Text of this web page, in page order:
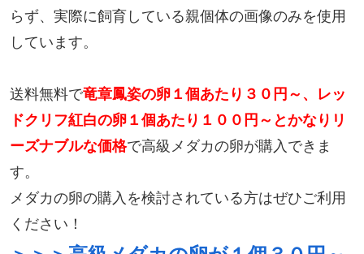
らず、実際に飼育している親個体の画像のみを使用
しています。
送料無料で竜章鳳姿の卵１個あたり３０円～、レッ
ドクリフ紅白の卵１個あたり１００円～とかなりリ
ーズナブルな価格で高級メダカの卵が購入できま
す。
メダカの卵の購入を検討されている方はぜひご利用
ください！